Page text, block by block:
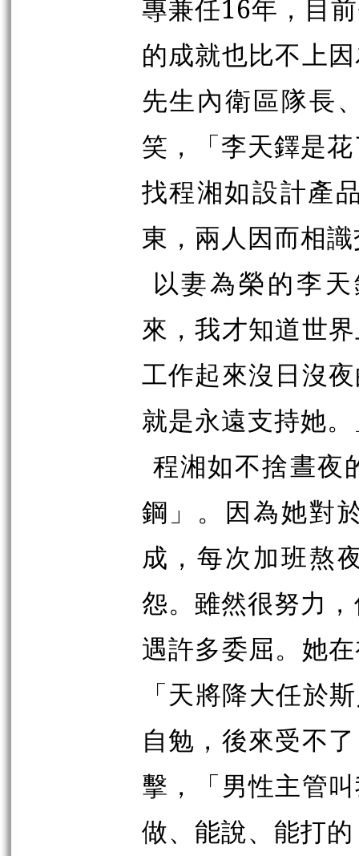
專兼任16年，目
的成就也比不上
先生內衛區隊長
笑，「李天鐸是
找程湘如設計產
東，兩人因而相
以妻為榮的李
來，我才知道世
工作起來沒日沒
就是永遠支持她
程湘如不捨晝夜
鋼」。因為她對
成，每次加班熬
怨。雖然很努力
遇許多委屈。她
「天將降大任於
自勉，後來受不
擊，「男性主管
做、能說、能打